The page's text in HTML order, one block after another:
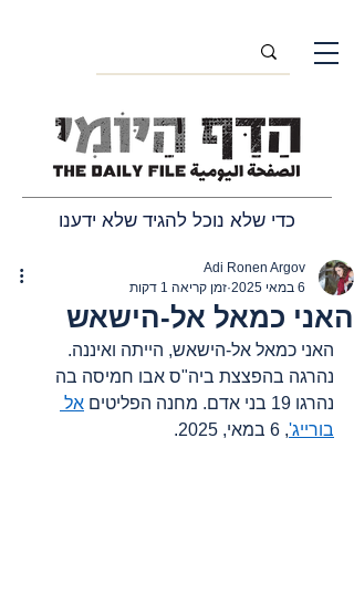
כדי שלא נוכל להגיד שלא ידענו
האני כמאל אל-הישאש
Adi Ronen Argov
6 במאי 2025
זמן קריאה 1 דקות
האני כמאל אל-הישאש, הייתה ואיננה.
נהרגה בהפצצת ביה"ס אבו חמיסה בה
נהרגו 19 בני אדם. מחנה הפליטים
אל
בורייג', 6 במאי, 2025.